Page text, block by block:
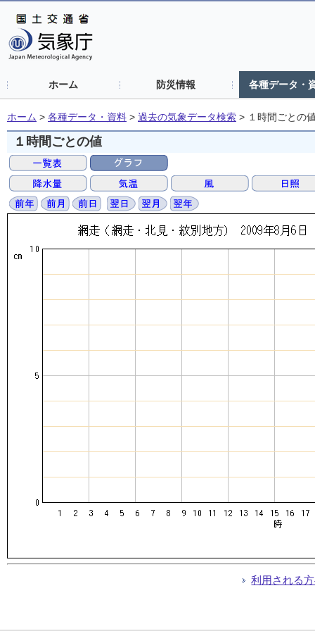
ホーム 防災情報 各種データ・
ホーム > 各種データ・資料 > 過去の気象データ検索 > １時間ごとの
１時間ごとの値
利用される